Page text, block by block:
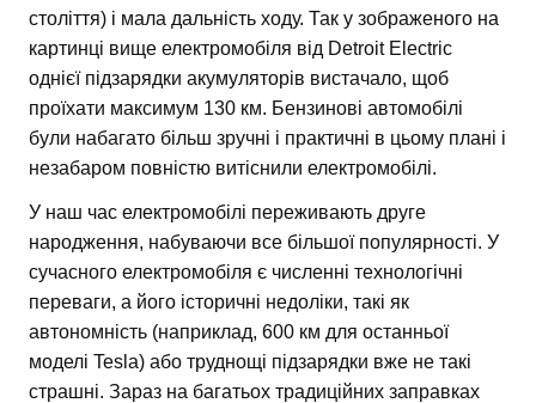
століття) і мала дальність ходу. Так у зображеного на
картинці вище електромобіля від Detroit Electric
однієї підзарядки акумуляторів вистачало, щоб
проїхати максимум 130 км. Бензинові автомобілі
були набагато більш зручні і практичні в цьому плані і
незабаром повністю витіснили електромобілі.
У наш час електромобілі переживають друге
народження, набуваючи все більшої популярності. У
сучасного електромобіля є численні технологічні
переваги, а його історичні недоліки, такі як
автономність (наприклад, 600 км для останньої
моделі Tesla) або труднощі підзарядки вже не такі
страшні. Зараз на багатьох традиційних заправках